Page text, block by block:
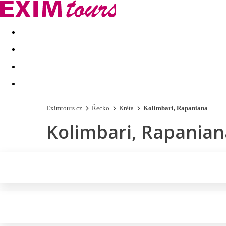
Akční nabídky Last minute
Eximtours.cz Řecko Kréta Kolimbari, Rapaniana
Kolimbari,